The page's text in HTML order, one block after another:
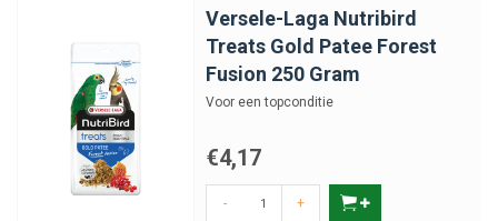
Versele-Laga Nutribird
Treats Gold Patee Forest
Fusion 250 Gram
Voor een topconditie
€4,17
- +